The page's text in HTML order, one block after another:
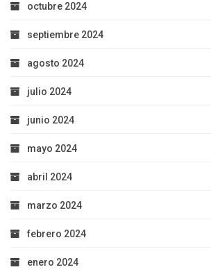
octubre 2024
septiembre 2024
agosto 2024
julio 2024
junio 2024
mayo 2024
abril 2024
marzo 2024
febrero 2024
enero 2024